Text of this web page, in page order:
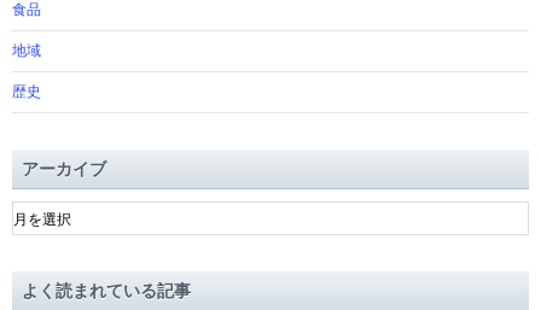
食品
地域
歴史
アーカイブ
ア
ー
ブよく読まれている記事